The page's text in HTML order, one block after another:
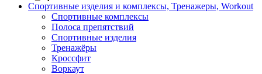
Спортивные изделия и комплексы, Тренажеры, Workout
Спортивные комплексы
Полоса препятствий
Спортивные изделия
Тренажёры
Кроссфит
Воркаут